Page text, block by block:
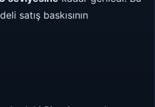
satış baskısının